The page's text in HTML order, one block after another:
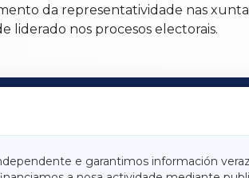
da representatividade nas
liderado nos procesos electorais.
e garantimos información